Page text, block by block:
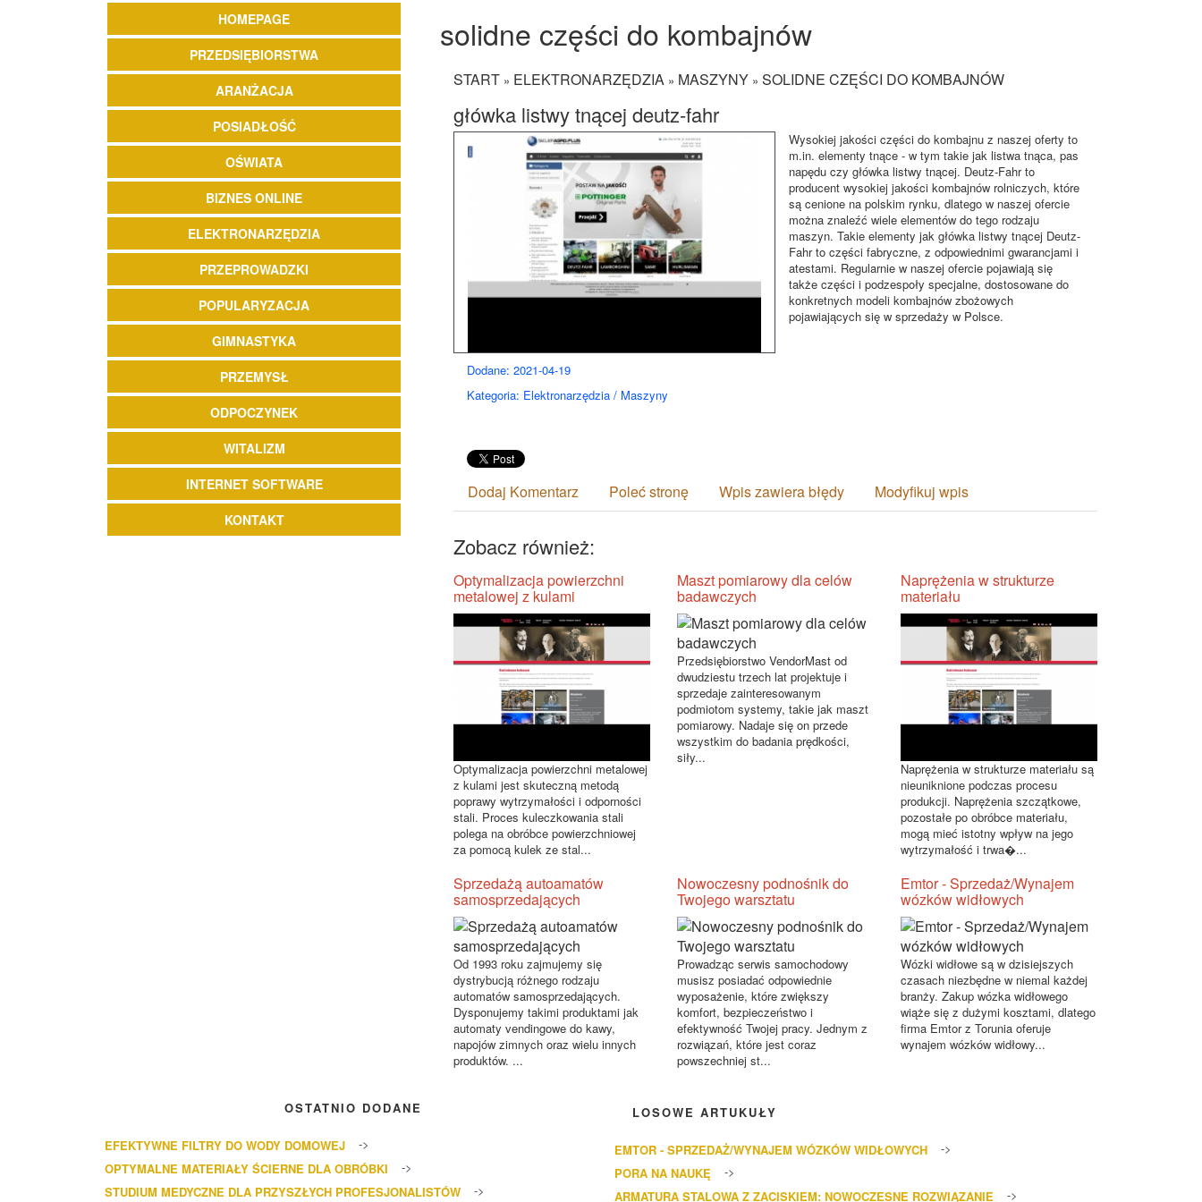
HOMEPAGE
PRZEDSIĘBIORSTWA
ARANŻACJA
POSIADŁOŚĆ
OŚWIATA
BIZNES ONLINE
ELEKTRONARZĘDZIA
PRZEPROWADZKI
POPULARYZACJA
GIMNASTYKA
PRZEMYSŁ
ODPOCZYNEK
WITALIZM
INTERNET SOFTWARE
KONTAKT
solidne części do kombajnów
START » ELEKTRONARZĘDZIA » MASZYNY » SOLIDNE CZĘŚCI DO KOMBAJNÓW
główka listwy tnącej deutz-fahr
Wysokiej jakości części do kombajnu z naszej oferty to
m.in. elementy tnące - w tym takie jak listwa tnąca, pas
napędu czy główka listwy tnącej. Deutz-Fahr to
producent wysokiej jakości kombajnów rolniczych, które
są cenione na polskim rynku, dlatego w naszej ofercie
można znaleźć wiele elementów do tego rodzaju
maszyn. Takie elementy jak główka listwy tnącej Deutz-
Fahr to części fabryczne, z odpowiednimi gwarancjami i
atestami. Regularnie w naszej ofercie pojawiają się
także części i podzespoły specjalne, dostosowane do
konkretnych modeli kombajnów zbożowych
pojawiających się w sprzedaży w Polsce.
Dodane: 2021-04-19
Kategoria: Elektronarzędzia / Maszyny
Dodaj Komentarz Poleć stronę Wpis zawiera błędy Modyfikuj wpis
Zobacz również:
Optymalizacja powierzchni
metalowej z kulami
Optymalizacja powierzchni metalowej
z kulami jest skuteczną metodą
poprawy wytrzymałości i odporności
stali. Proces kuleczkowania stali
polega na obróbce powierzchniowej
za pomocą kulek ze stal...
Maszt pomiarowy dla celów
badawczych
Przedsiębiorstwo VendorMast od
dwudziestu trzech lat projektuje i
sprzedaje zainteresowanym
podmiotom systemy, takie jak maszt
pomiarowy. Nadaje się on przede
wszystkim do badania prędkości,
siły...
Naprężenia w strukturze
materiału
Naprężenia w strukturze materiału są
nieuniknione podczas procesu
produkcji. Naprężenia szczątkowe,
pozostałe po obróbce materiału,
mogą mieć istotny wpływ na jego
wytrzymałość i trwa�...
Sprzedażą autoamatów
samosprzedających
Od 1993 roku zajmujemy się
dystrybucją różnego rodzaju
automatów samosprzedających.
Dysponujemy takimi produktami jak
automaty vendingowe do kawy,
napojów zimnych oraz wielu innych
produktów. ...
Nowoczesny podnośnik do
Twojego warsztatu
Prowadząc serwis samochodowy
musisz posiadać odpowiednie
wyposażenie, które zwiększy
komfort, bezpieczeństwo i
efektywność Twojej pracy. Jednym z
rozwiązań, które jest coraz
powszechniej st...
Emtor - Sprzedaż/Wynajem
wózków widłowych
Wózki widłowe są w dzisiejszych
czasach niezbędne w niemal każdej
branży. Zakup wózka widłowego
wiąże się z dużymi kosztami, dlatego
firma Emtor z Torunia oferuje
wynajem wózków widłowy...
OSTATNIO DODANE
EFEKTYWNE FILTRY DO WODY DOMOWEJ
OPTYMALNE MATERIAŁY ŚCIERNE DLA OBRÓBKI
STUDIUM MEDYCZNE DLA PRZYSZŁYCH PROFESJONALISTÓW
LOSOWE ARTUKUŁY
EMTOR - SPRZEDAŻ/WYNAJEM WÓZKÓW WIDŁOWYCH
PORA NA NAUKĘ
ARMATURA STALOWA Z ZACISKIEM: NOWOCZESNE ROZWIĄZANIE